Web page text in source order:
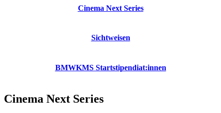
Cinema Next Series
Sichtweisen
BMWKMS Startstipendiat:innen
Cinema Next Series